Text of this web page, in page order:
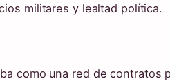
militares y lealtad política.
como una red de contratos